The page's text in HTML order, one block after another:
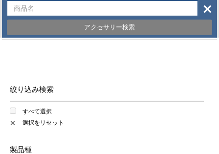
アクセサリー検索
×
絞り込み検索
すべて選択
✕ 選択をリセット
製品種